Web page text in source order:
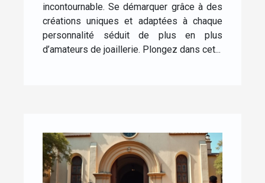
incontournable. Se démarquer grâce à des
créations uniques et adaptées à chaque
personnalité séduit de plus en plus
d’amateurs de joaillerie. Plongez dans cet...